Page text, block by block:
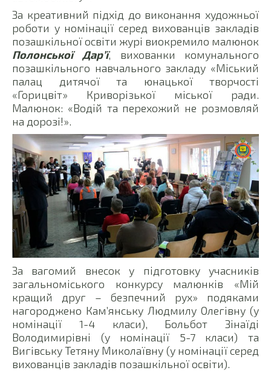
За креативний підхід до виконання художньої
роботи у номінації серед вихованців закладів
позашкільної освіти журі виокремило малюнок
Полонської Дар’ї, вихованки комунального
позашкільного навчального закладу «Міський
палац дитячої та юнацької творчості
«Горицвіт» Криворізької міської ради.
Малюнок: «Водій та перехожий не розмовляй
на дорозі!».
За вагомий внесок у підготовку учасників
загальноміського конкурсу малюнків «Мій
кращий друг – безпечний рух» подяками
нагороджено Кам’янську Людмилу Олегівну (у
номінації 1-4 класи), Больбот Зінаїді
Володимирівні (у номінації 5-7 класи) та
Вигівську Тетяну Миколаївну (у номінації серед
вихованців закладів позашкільної освіти).